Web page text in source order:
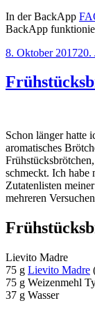
In der BackApp
BackApp
Veröffentlicht
8. Oktober 201720.
Schon länger hatte
aromatisches
schmeckt. Ich habe
Zutatenlisten
mehreren
Lievito Madre
75 g Lievito Madre
75 g Weizenmehl
37 g Wasser